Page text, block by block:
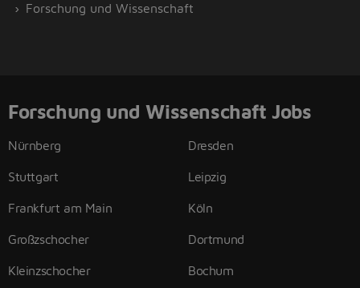
Forschung und Wissenschaft
Forschung und Wissenschaft Jobs
Nürnberg
Stuttgart
Frankfurt am Main
Großzschocher
Kleinzschocher
Dresden
Leipzig
Köln
Dortmund
Bochum